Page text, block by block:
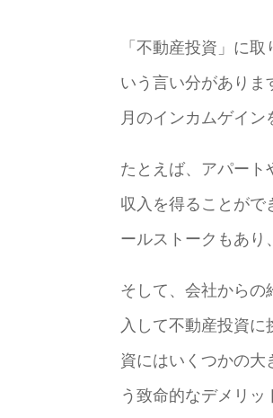
「不動産投資」に
いう言い分がありま
月のインカムゲイン
たとえば、アパート
収入を得ることがで
ールストークもあり
そして、会社からの
入して不動産投資
資にはいくつかの大
う致命的なデメリッ